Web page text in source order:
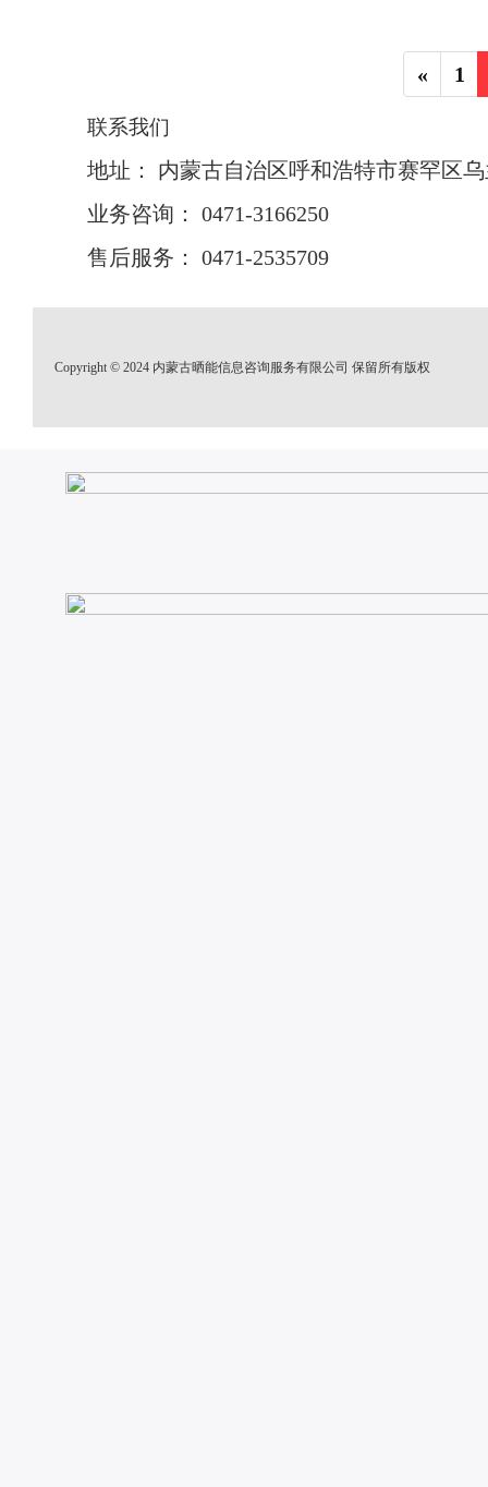
« 1
联系我们
地址： 内蒙古自治区呼和浩特市赛罕区
业务咨询： 0471-3166250
售后服务： 0471-2535709
Copyright © 2024 内蒙古晒能信息咨询服务有限公司 保留所有版权